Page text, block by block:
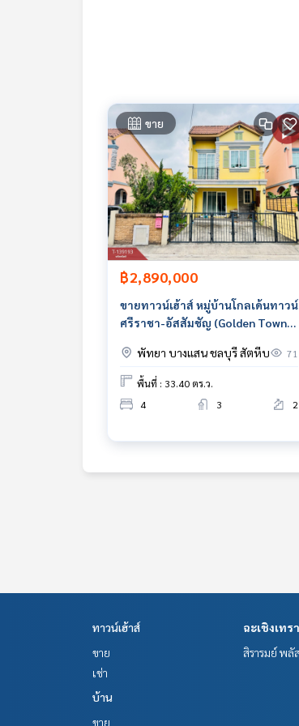
**เรามีบริการจัดสินเชื่อให้ฟรี พร้อมยิน
**พร้อมอัตราดอกเบี้ยพิเศษ และ วงเงิ
สนใจสอบถามข้อมูลเพิ่มเติม หรือ นัดชม
Tel :0983644269เปียนโน (รหัสตัวแท
Line ID : pianno.thebest
Callcenter :02-047-4282
สนใจดูทรัพย์อื่นๆ เพิ่มเติม มากกว่า
www.tb.co.th
ทค
ขาย
฿2,890,000
ขายทาวน์เฮ้าส์ หมู่บ้านโกลเด้นทาวน์
ศรีราชา-อัสสัมชัญ (Golden Town
พัทยา บางแสน ชลบุรี สัตหีบ
71
พื้นที่ : 33.40 ตร.ว.
4
3 2
ทาวน์เฮ้าส์
ขาย
เช่า
บ้าน
ขาย
ฉะเชิงเทรา
สิรารมย์ พลั